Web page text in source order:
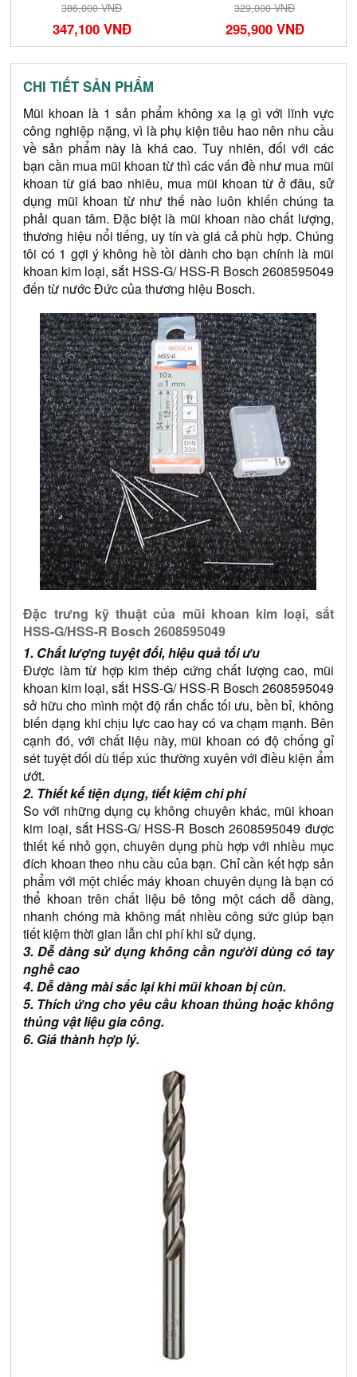
386,000 VNĐ
347,100 VNĐ
329,000 VNĐ
295,900 VNĐ
CHI TIẾT SẢN PHẨM
Mũi khoan là 1 sản phẩm không xa lạ gì với lĩnh vực
công nghiệp nặng, vì là phụ kiện tiêu hao nên nhu cầu
về sản phẩm này là khá cao. Tuy nhiên, đối với các
bạn cần mua mũi khoan từ thì các vấn đề như mua mũi
khoan từ giá bao nhiêu, mua mũi khoan từ ở đâu, sử
dụng mũi khoan từ như thế nào luôn khiến chúng ta
phải quan tâm. Đặc biệt là mũi khoan nào chất lượng,
thương hiệu nổi tiếng, uy tín và giá cả phù hợp. Chúng
tôi có 1 gợi ý không hề tồi dành cho bạn chính là mũi
khoan kim loại, sắt HSS-G/ HSS-R Bosch 2608595049
đến từ nước Đức của thương hiệu Bosch.
Đặc trưng kỹ thuật của mũi khoan kim loại, sắt
HSS-G/HSS-R Bosch 2608595049
1. Chất lượng tuyệt đối, hiệu quả tối ưu
Được làm từ hợp kim thép cứng chất lượng cao, mũi
khoan kim loại, sắt HSS-G/ HSS-R Bosch 2608595049
sở hữu cho mình một độ rắn chắc tối ưu, bền bỉ, không
biến dạng khi chịu lực cao hay có va chạm mạnh. Bên
cạnh đó, với chất liệu này, mũi khoan có độ chống gỉ
sét tuyệt đối dù tiếp xúc thường xuyên với điều kiện ẩm
ướt.
2. Thiết kế tiện dụng, tiết kiệm chi phí
So với những dụng cụ không chuyên khác, mũi khoan
kim loại, sắt HSS-G/ HSS-R Bosch 2608595049 được
thiết kế nhỏ gọn, chuyên dụng phù hợp với nhiều mục
đích khoan theo nhu cầu của bạn. Chỉ cần kết hợp sản
phẩm với một chiếc máy khoan chuyên dụng là bạn có
thể khoan trên chất liệu bê tông một cách dễ dàng,
nhanh chóng mà không mất nhiều công sức giúp bạn
tiết kiệm thời gian lẫn chi phí khi sử dụng.
3. Dễ dàng sử dụng không cần người dùng có tay
nghề cao
4. Dễ dàng mài sắc lại khi mũi khoan bị cùn.
5. Thích ứng cho yêu cầu khoan thủng hoặc không
thủng vật liệu gia công.
6. Giá thành hợp lý.